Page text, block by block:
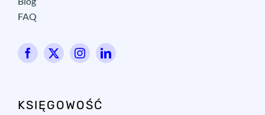
FAQ
KSIĘGOWOŚĆ